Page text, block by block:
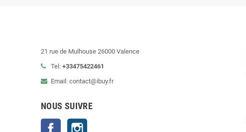
21 rue de Mulhouse 26000 Valence
Tel: +33475422461
Email: contact@ibuy.fr
NOUS SUIVRE
Facebook